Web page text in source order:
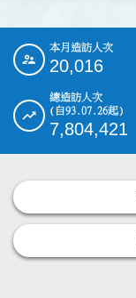
::: 本月造訪人次
20,016
總造訪人次
(自93.07.26起)
7,804,421